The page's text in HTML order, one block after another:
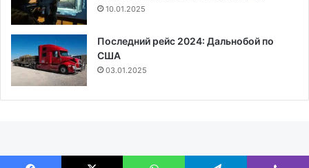
10.01.2025
Последний рейс 2024: Дальнобой по
США
03.01.2025